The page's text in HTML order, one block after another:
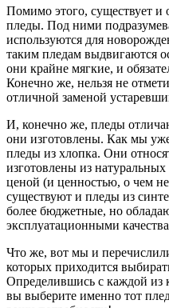
Помимо этого, существует и
пледы. Под ними
используются для
таким пледам выдвигаются
они крайне мягкие, и
Конечно же, нельзя не
отличной заменой
И, конечно же, пледы
они изготовлены. Как мы
пледы из хлопка. Они
изготовлены из
ценой (и ценностью, о чем
существуют и пледы из
более бюджетные, но
эксплуатационными
Что же, вот мы и
которых приходится
Определившись с каждой из
вы выберите именно тот